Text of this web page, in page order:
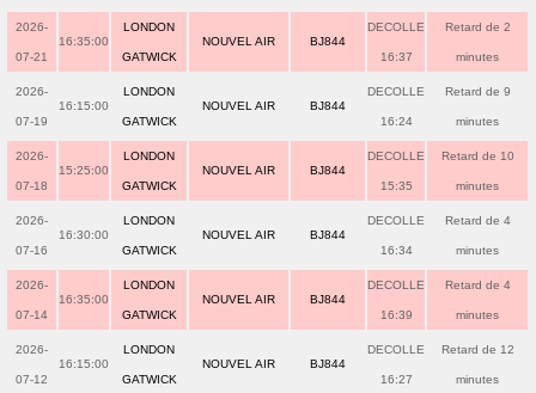
2026-
07-21
16:35:00
LONDON
GATWICK
NOUVEL AIR BJ844
DECOLLE
16:37
Retard de 2
minutes
2026-
07-19
16:15:00
LONDON
GATWICK
NOUVEL AIR BJ844
DECOLLE
16:24
Retard de 9
minutes
2026-
07-18
15:25:00
LONDON
GATWICK
NOUVEL AIR BJ844
DECOLLE
15:35
Retard de 10
minutes
2026-
07-16
16:30:00
LONDON
GATWICK
NOUVEL AIR BJ844
DECOLLE
16:34
Retard de 4
minutes
2026-
07-14
16:35:00
LONDON
GATWICK
NOUVEL AIR BJ844
DECOLLE
16:39
Retard de 4
minutes
2026-
07-12
16:15:00
LONDON
GATWICK
NOUVEL AIR BJ844
DECOLLE
16:27
Retard de 12
minutes